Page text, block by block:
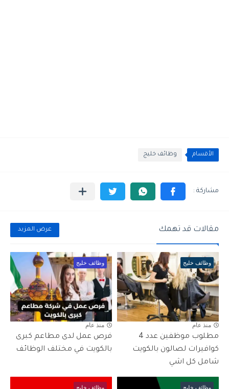
الأقسام وظائف خليج
مقالات قد تهمك عرض المزيد
وظائف خليج
منذ عام
مطلوب موظفين عدد 4
كوافيرات لصالون بالكويت
شامل كل اشي
وظائف خليج
منذ عام
فرص عمل لدى مطاعم كبرى
بالكويت في مختلف الوظائف
وظائف خليج وظائف خليج